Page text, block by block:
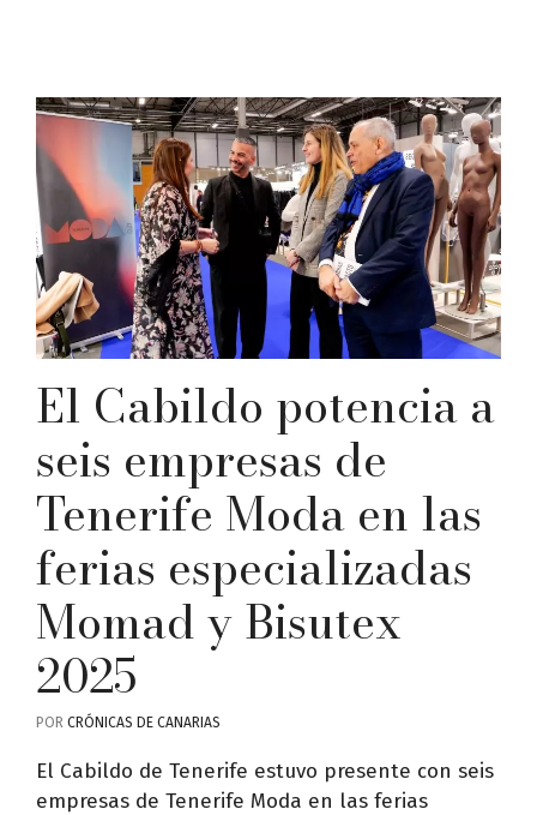
El Cabildo potencia a
seis empresas de
Tenerife Moda en las
ferias especializadas
Momad y Bisutex
2025
POR CRÓNICAS DE CANARIAS
El Cabildo de Tenerife estuvo presente con seis
empresas de Tenerife Moda en las ferias